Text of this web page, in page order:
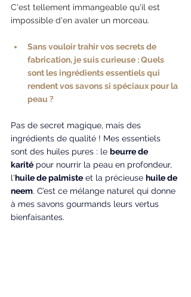
C'est tellement immangeable qu'il est
impossible d'en avaler un morceau.
Sans vouloir trahir vos secrets de
fabrication, je suis curieuse : Quels
sont les ingrédients essentiels qui
rendent vos savons si spéciaux pour la
peau ?
Pas de secret magique, mais des
ingrédients de qualité ! Mes essentiels
sont des huiles pures : le beurre de
karité pour nourrir la peau en profondeur,
l'huile de palmiste et la précieuse huile de
neem. C’est ce mélange naturel qui donne
à mes savons gourmands leurs vertus
bienfaisantes.